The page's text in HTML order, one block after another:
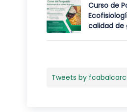
Curso de
calidad de
Tweets by